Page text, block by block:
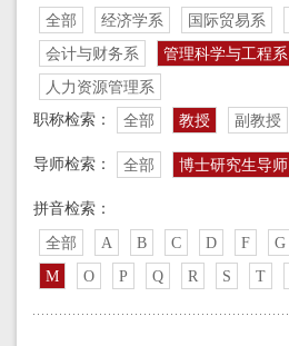
全部 经济学系 国际贸易系
会计与财务系
管理科学与工程系
人力资源管理系
职称检索：
全部 教授 副教授
导师检索： 全部 博士研究生导师
拼音检索：
全部 A B C D F G
M
O P Q R S T